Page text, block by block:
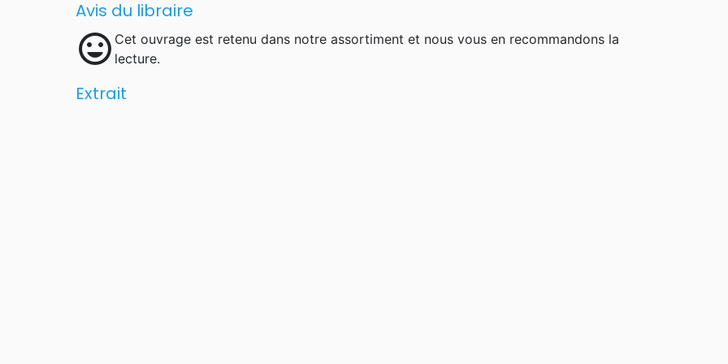
Avis du libraire
mood Cet ouvrage est retenu dans notre assortiment et nous vous en recommandons la
lecture.
Extrait